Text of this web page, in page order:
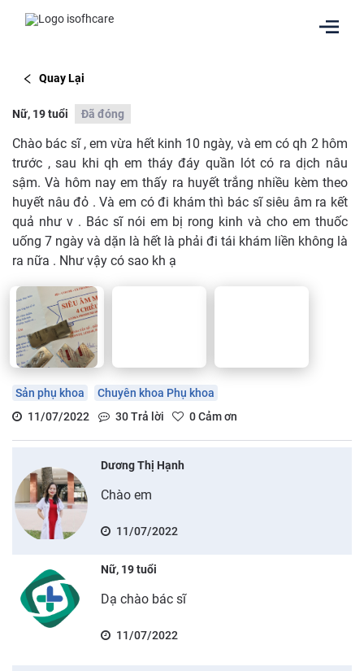
Quay Lại
Nữ, 19 tuổi Đã đóng
Chào bác sĩ , em vừa hết kinh 10 ngày, và em có qh 2 hôm
trước , sau khi qh em tháy đáy quần lót có ra dịch nâu
sậm. Và hôm nay em thấy ra huyết trắng nhiều kèm theo
huyết nâu đỏ . Và em có đi khám thì bác sĩ siêu âm ra kết
quả như v . Bác sĩ nói em bị rong kinh và cho em thuốc
uống 7 ngày và dặn là hết là phải đi tái khám liền không là
ra nữa . Như vậy có sao kh ạ
Sản phụ khoa
Chuyên khoa Phụ khoa
11/07/2022
30Trả lời 0Cảm ơn
Dương Thị Hạnh
Chào em
11/07/2022
Nữ, 19 tuổi
Dạ chào bác sĩ
11/07/2022